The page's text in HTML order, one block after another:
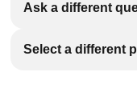
Ask a different
Select a different